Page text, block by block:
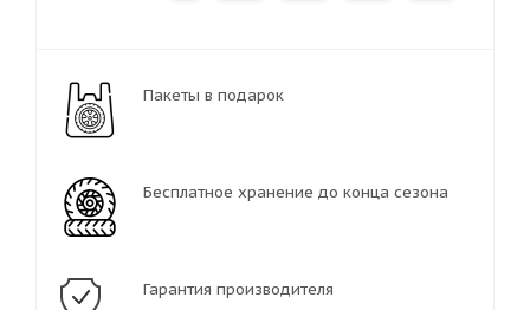
Пакеты в подарок
Бесплатное хранение до конца сезона
Гарантия производителя